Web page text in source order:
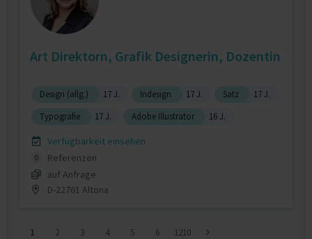
Art Direktorn, Grafik Designerin, Dozentin
Design (allg.) 17 J. Indesign 17 J. Satz
17 J.
Typografie
17 J. Adobe Illustrator 16 J.
Verfügbarkeit einsehen
0
Referenzen
auf Anfrage
D-22761 Altona
1 2 3 4 5 6 1210